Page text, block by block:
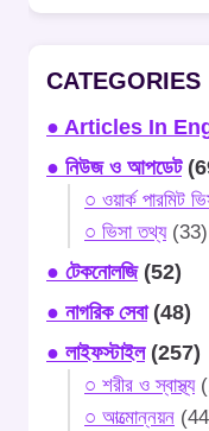
CATEGORIES
● Articles In
● নিউজ ও আপডেট
○ ওয়ার্ক পারমিট
○ ভিসা তথ্য(33)
● টেকনোলজি(52)
● নাগরিক সেবা(48)
● লাইফস্টাইল(257)
○ শরীর ও স্বাস্থ্য
○ আত্মোন্নয়ন